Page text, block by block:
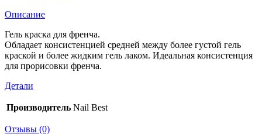
Описание
Гель краска для френча.
Обладает консистенцией средней между более густой гель
краской и более жидким гель лаком. Идеальная консистенция
для прорисовки френча.
Детали
Производитель Nail Best
Отзывы (0)